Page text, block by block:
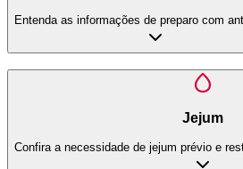
Entenda as informações de preparo com
Jejum
Confira a necessidade de jejum prévio e